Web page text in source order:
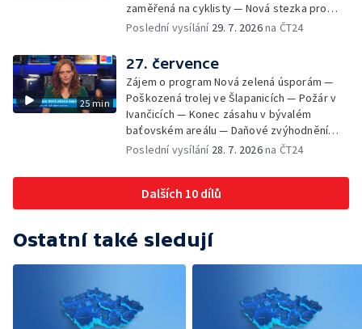
zaměřená na cyklisty — Nová stezka pro
cyklisty na Zlínsku — Letecká linka mezi
pozorovat zatmění Slunce — Den AČFK na
Letní filmové škole — Milan Uhde slaví 90 let
— Rekonstrukce vojenského srubu
Poslední vysílání 29. 7. 2026na ČT24
25 min
27. července
Zájem o program Nová zelená úsporám —
Poškozená trolej ve Šlapanicích — Požár v
Ivančicích — Konec zásahu v bývalém
baťovském areálu — Daňové zvýhodnění
vína — Výhružky na magistrátu v Olomouci —
Brněnské týmy v první fotbalové lize —
Chystaná rekonstrukce bývalé věznice —
Nový seriál pro děti
Poslední vysílání 28. 7. 2026na ČT24
Dalších 10 dílů
Ostatní také sledují